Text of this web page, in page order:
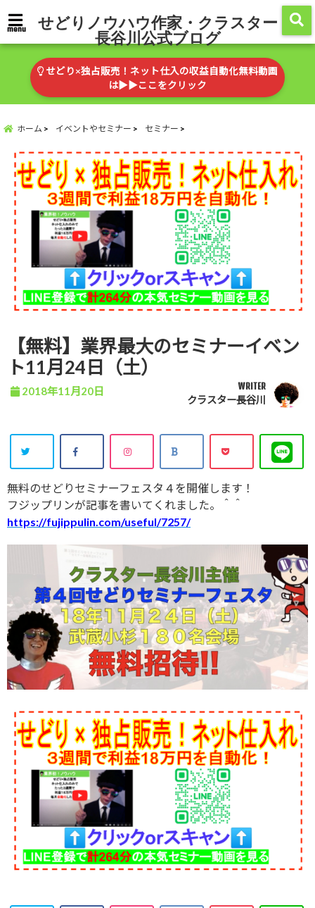
menu せどりノウハウ作家・クラスター
長谷川公式ブログ
せどり×独占販売！ネット仕入の収益自動化無料動画
は▶︎▶︎ここをクリック
ホーム イベントやセミナー セミナー
【無料】業界最大のセミナーイベン
ト11月24日（土）
2018年11月20日 WRITER
クラスター長谷川
無料のせどりセミナーフェスタ４を開催します！
フジップリンが記事を書いてくれました。＾＾
https://fujippulin.com/useful/7257/